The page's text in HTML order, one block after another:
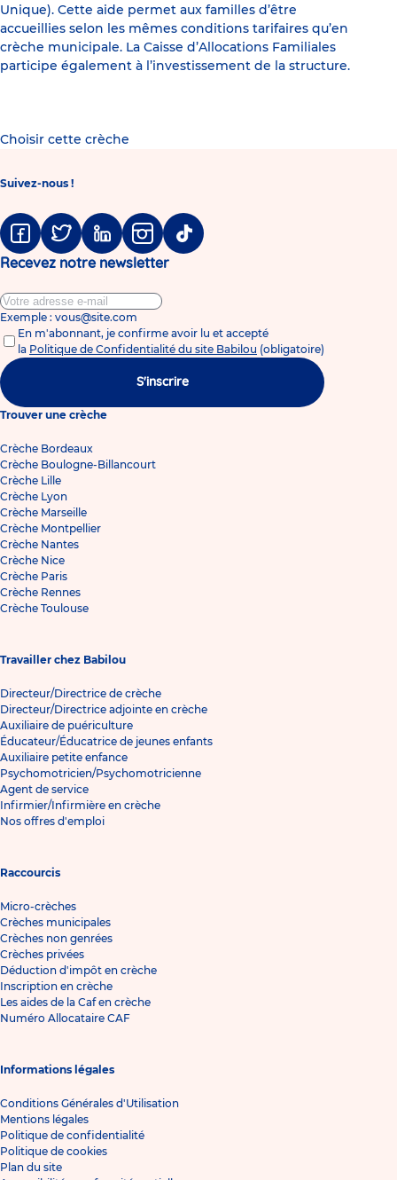
Unique). Cette aide permet aux familles d’être
accueillies selon les mêmes conditions tarifaires qu’en
crèche municipale. La Caisse d’Allocations Familiales
participe également à l’investissement de la structure.
Choisir cette crèche
Suivez-nous !
FacebookTwitter LinkedinInstagramTiktok
Recevez notre newsletter
Exemple : vous@site.com
En m'abonnant, je confirme avoir lu et accepté
la Politique de Confidentialité du site Babilou (obligatoire)
S'inscrire
Trouver une crèche
Crèche Bordeaux
Crèche Boulogne-Billancourt
Crèche Lille
Crèche Lyon
Crèche Marseille
Crèche Montpellier
Crèche Nantes
Crèche Nice
Crèche Paris
Crèche Rennes
Crèche Toulouse
Travailler chez Babilou
Directeur/Directrice de crèche
Directeur/Directrice adjointe en crèche
Auxiliaire de puériculture
Éducateur/Éducatrice de jeunes enfants
Auxiliaire petite enfance
Psychomotricien/Psychomotricienne
Agent de service
Infirmier/Infirmière en crèche
Nos offres d'emploi
Raccourcis
Micro-crèches
Crèches municipales
Crèches non genrées
Crèches privées
Déduction d'impôt en crèche
Inscription en crèche
Les aides de la Caf en crèche
Numéro Allocataire CAF
Informations légales
Conditions Générales d'Utilisation
Mentions légales
Politique de confidentialité
Politique de cookies
Plan du site